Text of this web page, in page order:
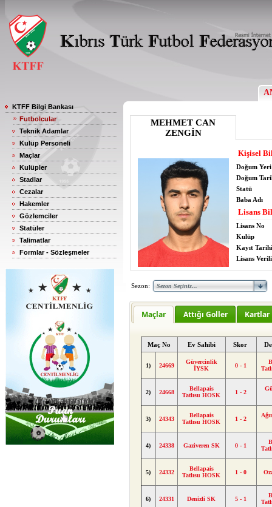
KTFF Bilgi Bankası
Futbolcular
Teknik Adamlar
Kulüp Personeli
Maçlar
Kulüpler
Stadlar
Cezalar
Hakemler
Gözlemciler
Statüler
Talimatlar
Formlar - Sözleşmeler
MEHMET CAN
ZENGİN
Kişisel
Doğum Yeri
Doğum
Statü
Baba Adı
Lisans
Lisans No
Kulüp
Kayıt Tarihi
Lisans
Sezon:
Maçlar Attığı Goller Kartlar
Maç No Ev Sahibi Skor
1) 24669
Güvercinlik
İYSK
0 - 1
2) 24668
Bellapais
Tatlısu HOSK
1 - 2
3) 24343
Bellapais
Tatlısu HOSK
1 - 2
4) 24338 Gaziveren SK 0 - 1
5) 24332
Bellapais
Tatlısu HOSK
1 - 0
6) 24331 Denizli SK 5 - 1